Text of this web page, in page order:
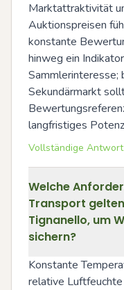
Marktattraktivität
Auktionspreisen
konstante
hinweg ein
Sammlerinteresse;
Sekundärmarkt
langfristiges
Vollständige
Welche
Transport
Tignanello, um
sichern?
Konstante
relative